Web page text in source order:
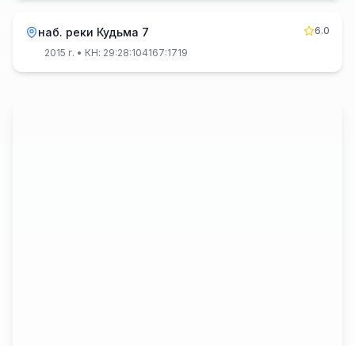
наб. реки Кудьма 7
6.0
2015 г. • КН: 29:28:104167:1719